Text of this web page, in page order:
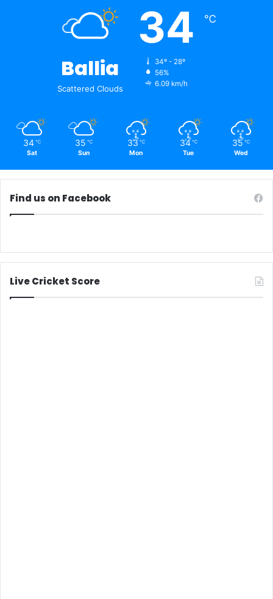
Ballia
Scattered Clouds
34 ℃
34º - 28º
56%
6.09 km/h
34 ℃
Sat
35 ℃
Sun
33 ℃
Mon
34 ℃
Tue
35 ℃
Wed
Find us on Facebook
Live Cricket Score